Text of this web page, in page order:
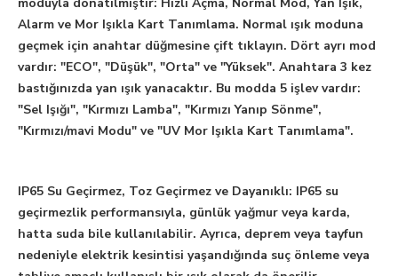
Alarm ve Mor Işıkla Kart Tanımlama. Normal ışık moduna
geçmek için anahtar düğmesine çift tıklayın. Dört ayrı mod
vardır: "ECO", "Düşük", "Orta" ve "Yüksek". Anahtara 3 kez
bastığınızda yan ışık yanacaktır. Bu modda 5 işlev vardır:
"Sel Işığı", "Kırmızı Lamba", "Kırmızı Yanıp Sönme",
"Kırmızı/mavi Modu" ve "UV Mor Işıkla Kart Tanımlama".
IP65 Su Geçirmez, Toz Geçirmez ve Dayanıklı: IP65 su
geçirmezlik performansıyla, günlük yağmur veya karda,
hatta suda bile kullanılabilir. Ayrıca, deprem veya tayfun
nedeniyle elektrik kesintisi yaşandığında suç önleme veya